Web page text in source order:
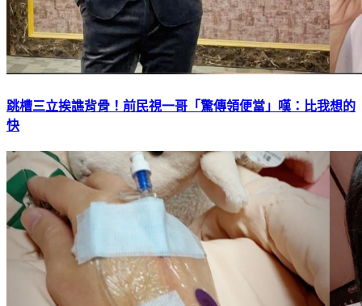
跳槽三立挨譙背骨！前民視一哥「驚傳領便當」嘆：比我想的
快